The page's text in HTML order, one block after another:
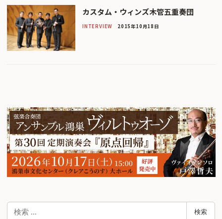
カスタム・ウィンズ木管五重奏団
INTERVIEW 2015年10月18日
検
検索